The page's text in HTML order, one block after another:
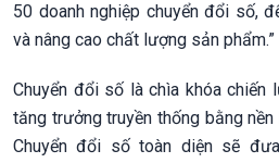
50 doanh nghiệp chuyển đổi số,
và nâng cao chất lượng sản phẩm.”
Chuyển đổi số là chìa khóa chiến
tăng trưởng truyền thống bằng
Chuyển đổi số toàn diện sẽ